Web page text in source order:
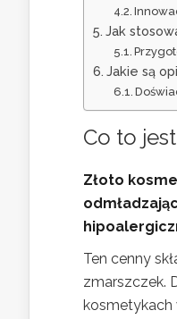
Jak
Jakie są
Co to
Złoto
Ten cenny
zmarszczek.
kosmetykach